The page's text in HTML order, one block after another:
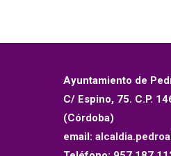
Ayuntamiento de
C/ Espino, 75. C.P.
(Córdoba)
email: